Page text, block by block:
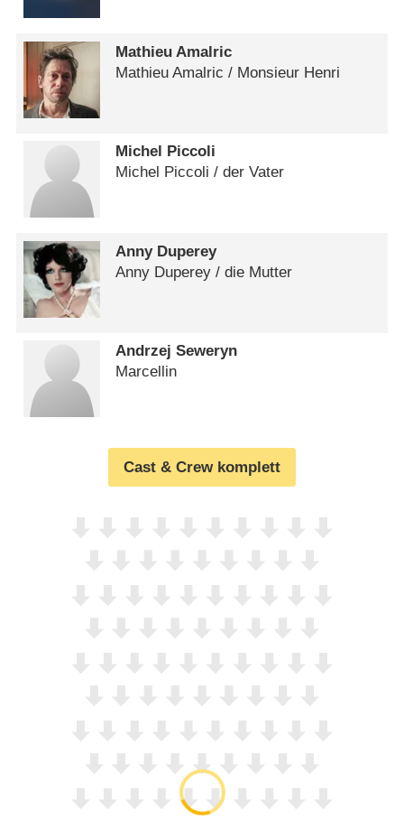
Mathieu Amalric
Mathieu Amalric /​ Monsieur Henri
Michel Piccoli
Michel Piccoli /​ der Vater
Anny Duperey
Anny Duperey /​ die Mutter
Andrzej Seweryn
Marcellin
Cast & Crew komplett